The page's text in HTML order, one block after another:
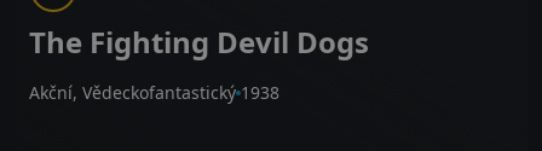
The Fighting Devil Dogs
Akční, Vědeckofantastický 1938